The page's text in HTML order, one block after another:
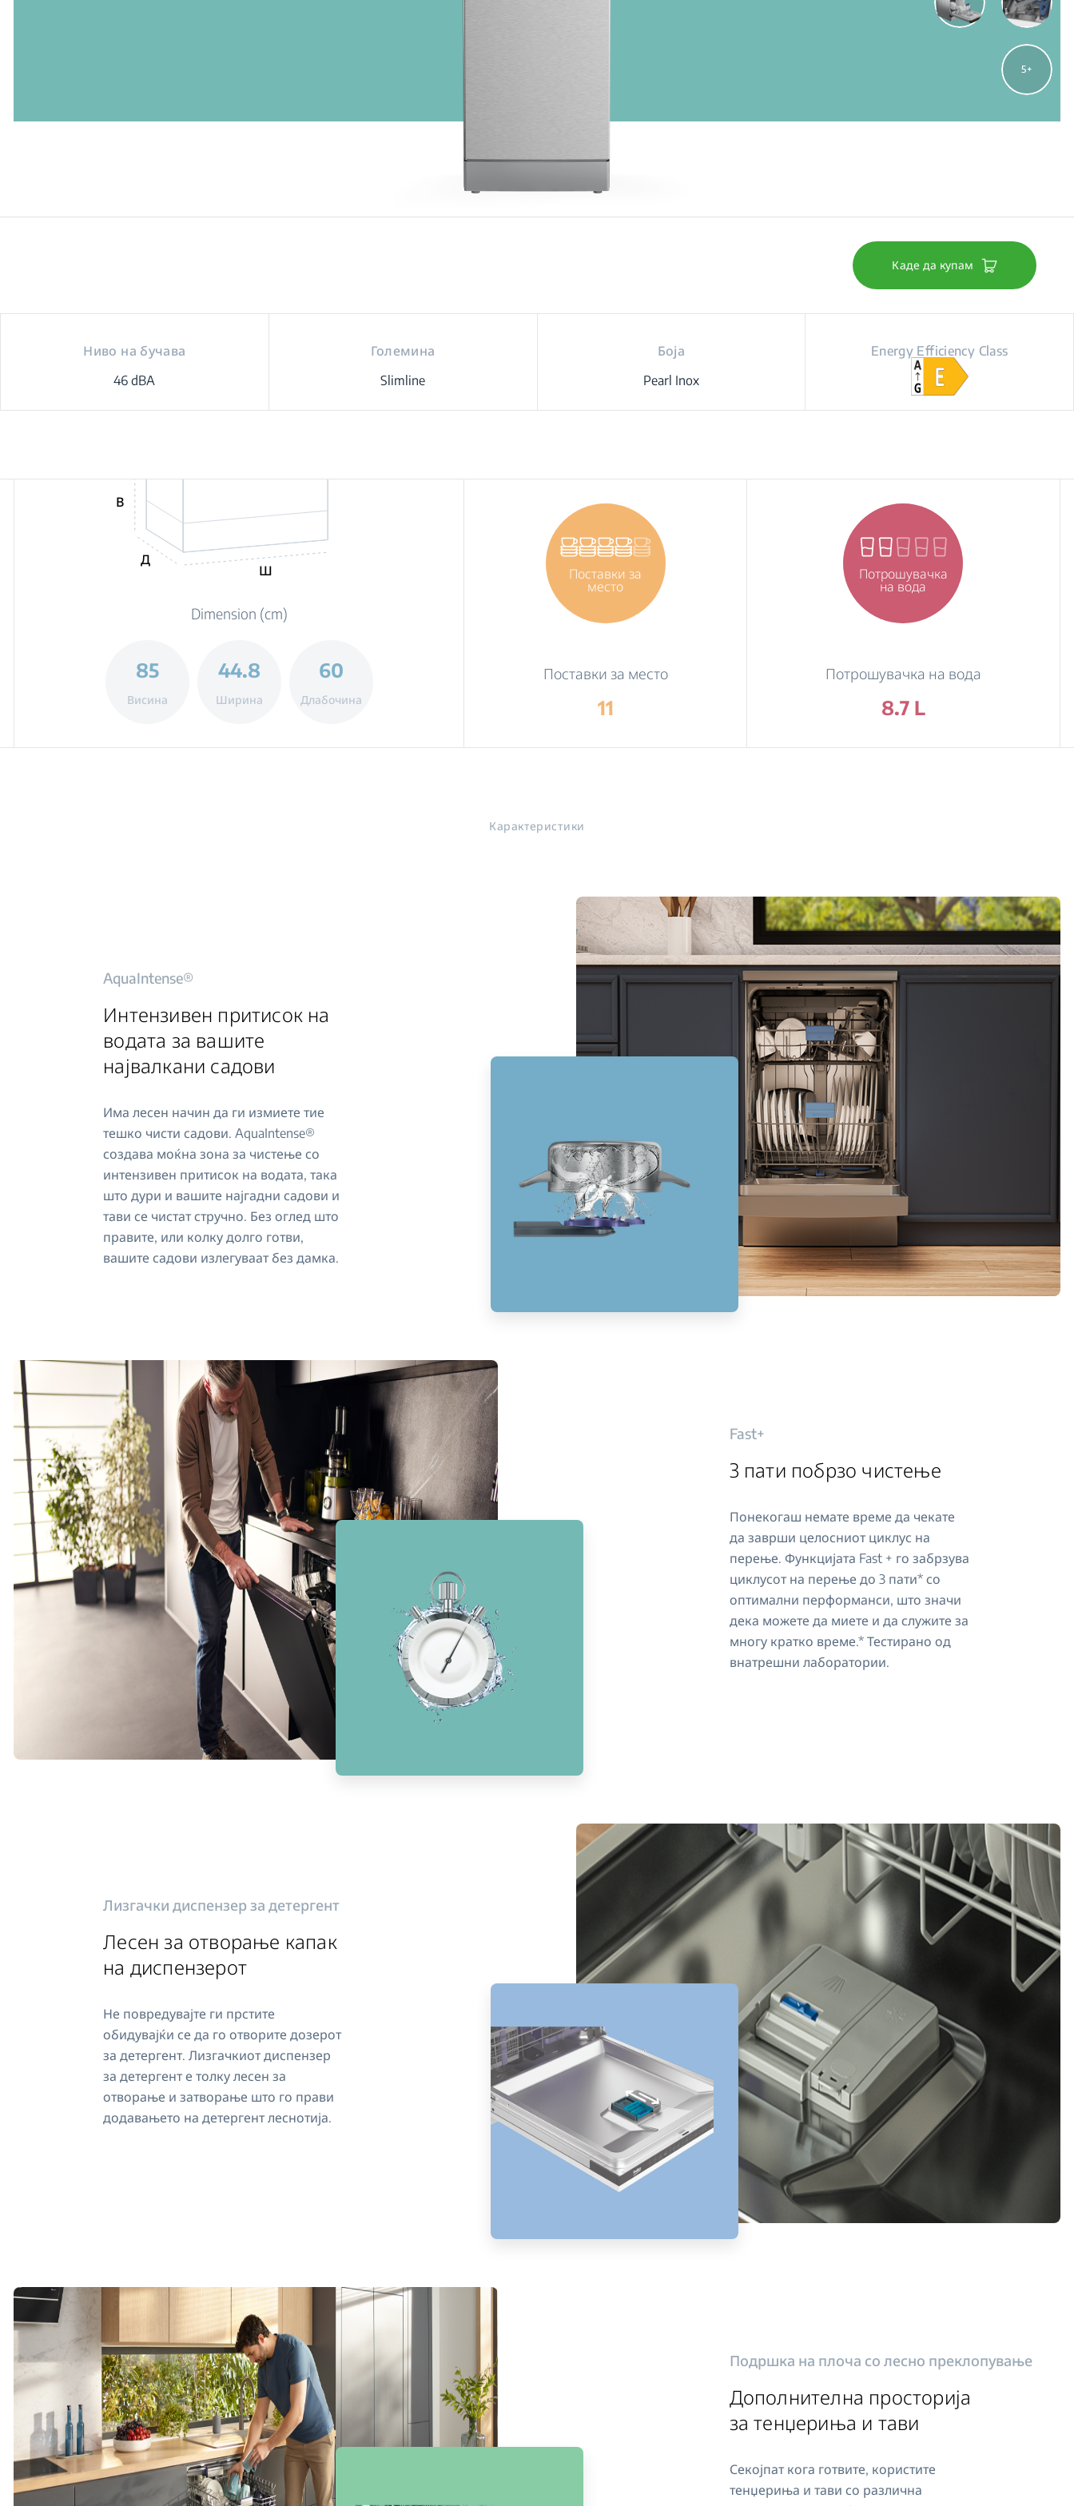
5
Каде да купам
Ниво на бучава
46 dBA
Големина
Slimline
Боја
Pearl Inox
Energy Efficiency Class
В
Д
Ш
Dimension (cm)
85
Висина
44.8
Ширина
60
Длабочина
Поставки за
место
Поставки за место
11
Потрошувачка
на вода
Потрошувачка на вода
8.7 L
Карактеристики
AquaIntense®
Интензивен притисок на
водата за вашите
највалкани садови
Има лесен начин да ги измиете тие
тешко чисти садови. AquaIntense®
создава моќна зона за чистење со
интензивен притисок на водата, така
што дури и вашите најгадни садови и
тави се чистат стручно. Без оглед што
правите, или колку долго готви,
вашите садови излегуваат без дамка.
Fast+
3 пати побрзо чистење
Понекогаш немате време да чекате
да заврши целосниот циклус на
перење. Функцијата Fast + го забрзува
циклусот на перење до 3 пати* со
оптимални перформанси, што значи
дека можете да миете и да служите за
многу кратко време.* Тестирано од
внатрешни лаборатории.
Лизгачки диспензер за детергент
Лесен за отворање капак
на диспензерот
Не повредувајте ги прстите
обидувајќи се да го отворите дозерот
за детергент. Лизгачкиот диспензер
за детергент е толку лесен за
отворање и затворање што го прави
додавањето на детергент леснотија.
Подршка на плоча со лесно преклопување
Дополнителна просторија
за тенџериња и тави
Секојпат кога готвите, користите
тенџериња и тави со различна